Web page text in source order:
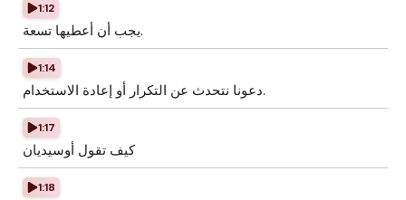
1:12
يجب أن أعطيها تسعة.
1:14
دعونا نتحدث عن التكرار أو إعادة الاستخدام.
1:17
كيف تقول أوسيديان
1:18